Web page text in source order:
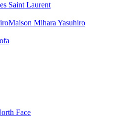
Saint Laurent
Maison Mihara Yasuhiro
Face